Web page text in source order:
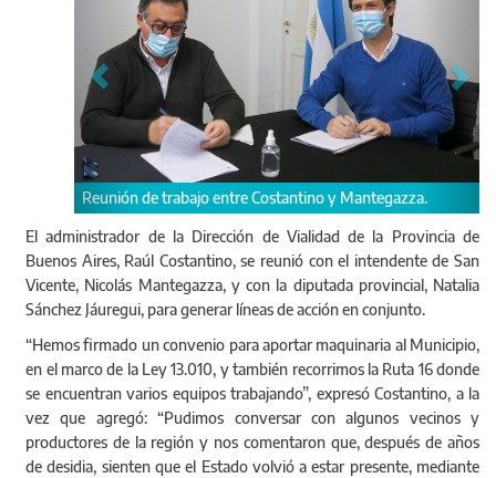
Reunión de trabajo entre Costantino y Mantegazza.
En una
El administrador de la Dirección de Vialidad de la Provincia de
Buenos Aires, Raúl Costantino, se reunió con el intendente de San
Vicente, Nicolás Mantegazza, y con la diputada provincial, Natalia
Sánchez Jáuregui, para generar líneas de acción en conjunto.
“Hemos firmado un convenio para aportar maquinaria al Municipio,
en el marco de la Ley 13.010, y también recorrimos la Ruta 16 donde
se encuentran varios equipos trabajando”, expresó Costantino, a la
vez que agregó: “Pudimos conversar con algunos vecinos y
productores de la región y nos comentaron que, después de años
de desidia, sienten que el Estado volvió a estar presente, mediante